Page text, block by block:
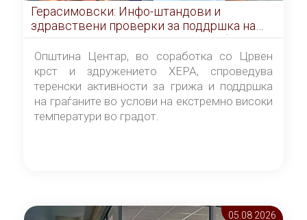
Герасимовски: Инфо-штандови и
здравствени проверки за поддршка на
граѓаните во услови на топлотен бран
Општина Центар, во соработка со Црвен
крст и здружението ХЕРА, спроведува
теренски активности за грижа и поддршка
на граѓаните во услови на екстремно високи
температури во градот.
05.08 2026